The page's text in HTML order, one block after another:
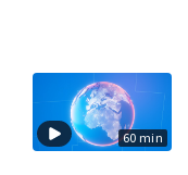
60 min